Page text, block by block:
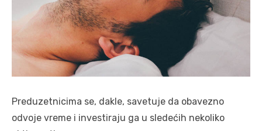
Preduzetnicima se, dakle, savetuje da obavezno
odvoje vreme i investiraju ga u sledećih nekoliko